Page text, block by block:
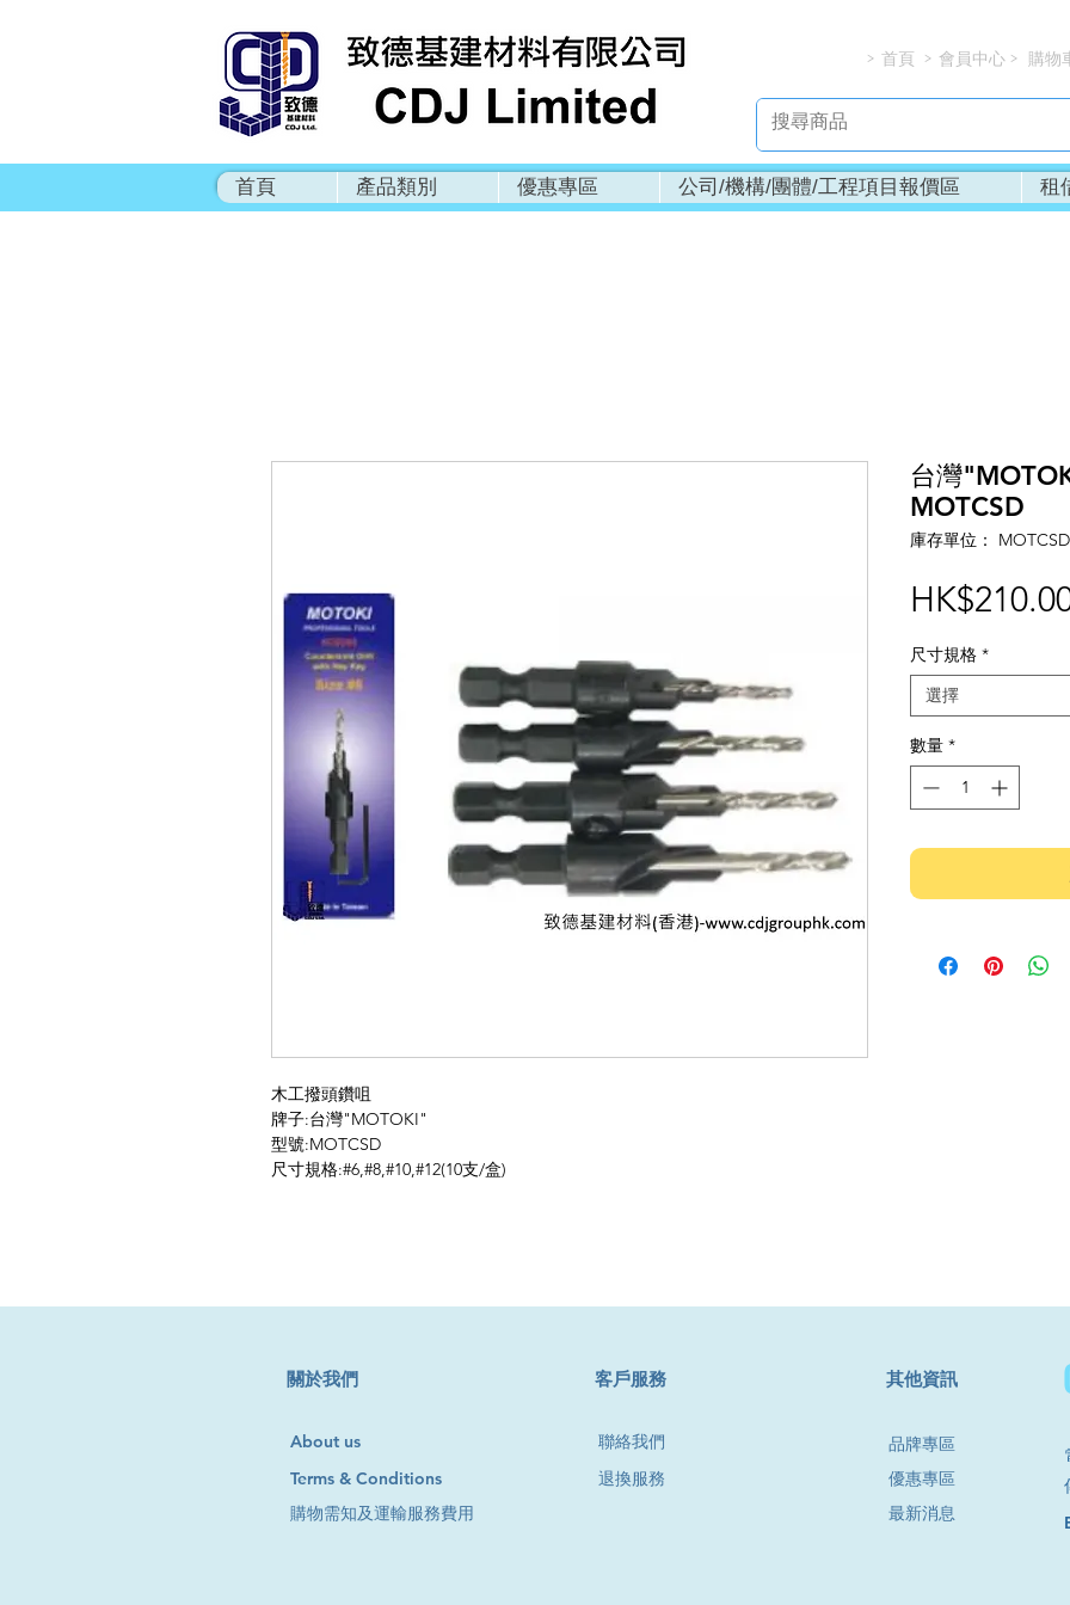
> > >
首頁 會員中心 購物
首頁 產品類別 優惠專區 公司/機構/團體/工程項目報價區 租
木工撥頭鑽咀
牌子:台灣"MOTOKI"
型號:MOTCSD
尺寸規格:#6,#8,#10,#12(10支/盒)
台灣
MOTCSD
庫存單位： MOTCSD
尺寸規格 *
選擇
數量 *
​關於我們
About us
Terms & Conditions
​客戶服務
聯絡我們
退換服務
購物需知及運輸服務費用
其他資訊
品牌專區
優惠專區
最新消息